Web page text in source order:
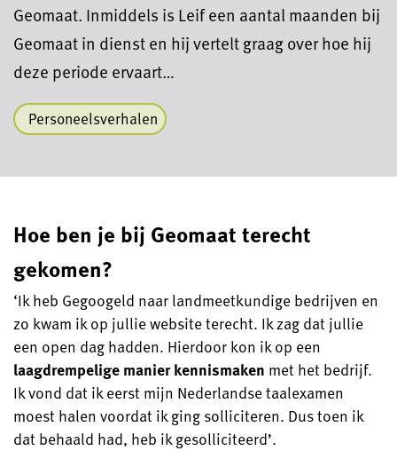
Geomaat. Inmiddels is Leif een aantal maanden bij
Geomaat in dienst en hij vertelt graag over hoe hij
deze periode ervaart…
Personeelsverhalen
Hoe ben je bij Geomaat terecht
gekomen?
‘Ik heb Gegoogeld naar landmeetkundige bedrijven en
zo kwam ik op jullie website terecht. Ik zag dat jullie
een open dag hadden. Hierdoor kon ik op een
laagdrempelige manier kennismaken met het bedrijf.
Ik vond dat ik eerst mijn Nederlandse taalexamen
moest halen voordat ik ging solliciteren. Dus toen ik
dat behaald had, heb ik gesolliciteerd’.